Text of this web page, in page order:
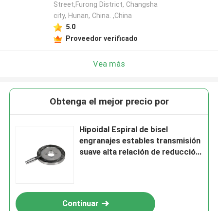
Street,Furong District, Changsha
city, Hunan, China. ,China
5.0
Proveedor verificado
Vea más
Obtenga el mejor precio por
Hipoidal Espiral de bisel
engranajes estables transmisión
suave alta relación de reducción
Continuar